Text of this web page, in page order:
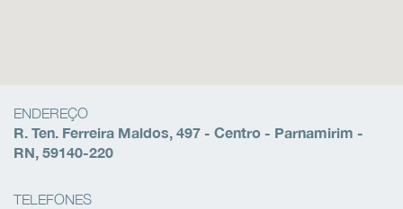
ENDEREÇO
R. Ten. Ferreira Maldos, 497 - Centro - Parnamirim -
RN, 59140-220
TELEFONES